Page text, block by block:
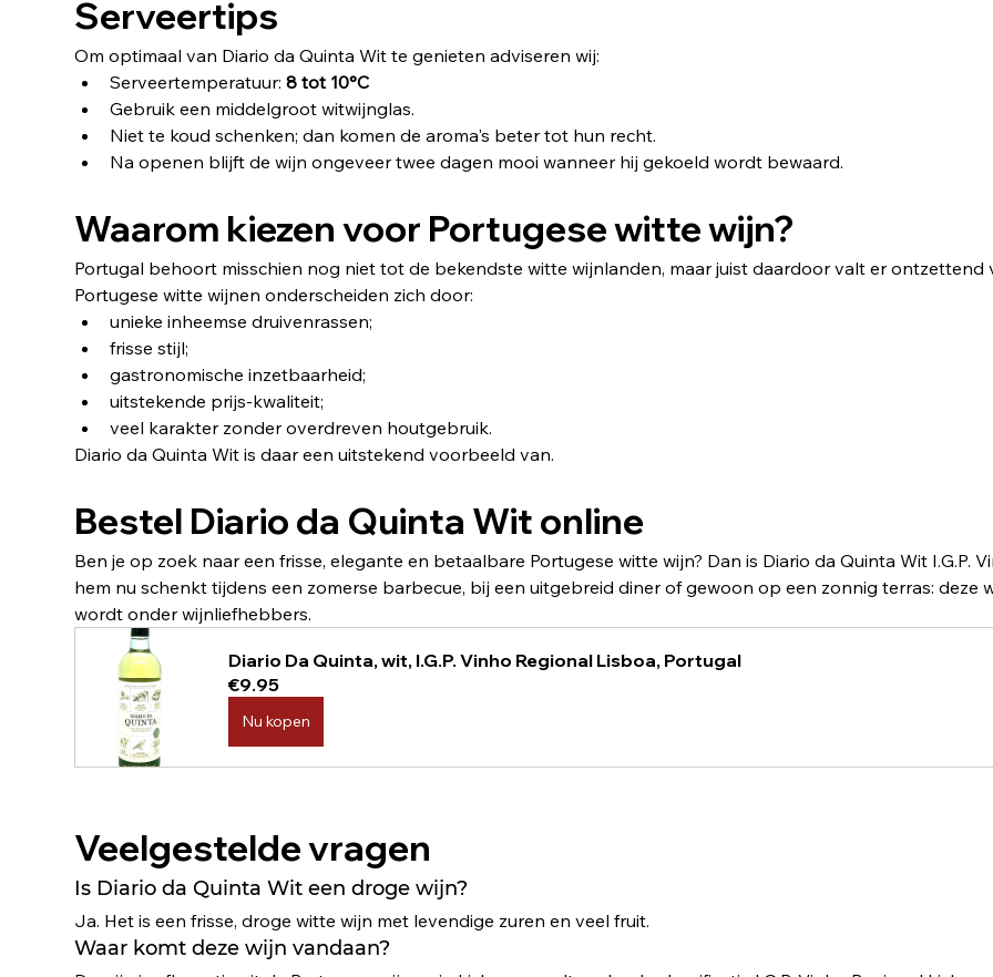
Serveertips
Om optimaal van Diario da Quinta Wit te genieten adviseren wij:
Serveertemperatuur: 8 tot 10°C
Gebruik een middelgroot witwijnglas.
Niet te koud schenken; dan komen de aroma's beter tot hun recht.
Na openen blijft de wijn ongeveer twee dagen mooi wanneer hij gekoeld wordt bewaard.
Waarom kiezen voor Portugese witte wijn?
Portugal behoort misschien nog niet tot de bekendste witte wijnlanden, maar juist daardoor valt er ontzettend
Portugese witte wijnen onderscheiden zich door:
unieke inheemse druivenrassen;
frisse stijl;
gastronomische inzetbaarheid;
uitstekende prijs-kwaliteit;
veel karakter zonder overdreven houtgebruik.
Diario da Quinta Wit is daar een uitstekend voorbeeld van.
Bestel Diario da Quinta Wit online
Ben je op zoek naar een frisse, elegante en betaalbare Portugese witte wijn? Dan is Diario da Quinta Wit I.G.P.
hem nu schenkt tijdens een zomerse barbecue, bij een uitgebreid diner of gewoon op een zonnig terras:
wordt onder wijnliefhebbers.
Diario Da Quinta, wit, I.G.P. Vinho Regional Lisboa, Portugal
€9.95
Nu kopen
Veelgestelde vragen
Is Diario da Quinta Wit een droge wijn?
Ja. Het is een frisse, droge witte wijn met levendige zuren en veel fruit.
Waar komt deze wijn vandaan?